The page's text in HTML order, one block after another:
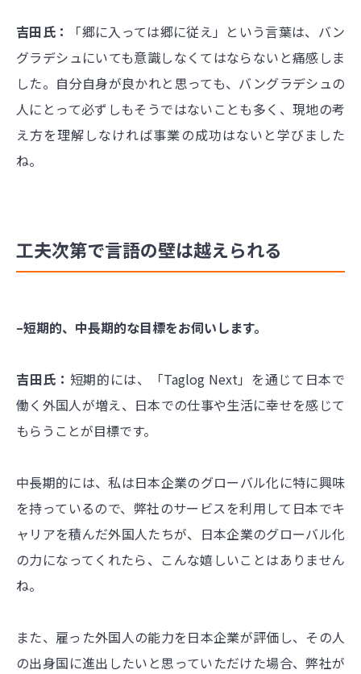
吉田氏：
「郷に入っては郷に従え」という言葉は、バン
グラデシュにいても意識しなくてはならないと痛感しま
した。自分自身が良かれと思っても、バングラデシュの
人にとって必ずしもそうではないことも多く、現地の考
え方を理解しなければ事業の成功はないと学びました
ね。
工夫次第で言語の壁は越えられる
–短期的、中長期的な目標をお伺いします。
吉田氏： 短期的には、「Taglog Next」を通じて日本で
働く外国人が増え、日本での仕事や生活に幸せを感じて
もらうことが目標です。
中長期的には、私は日本企業のグローバル化に特に興味
を持っているので、弊社のサービスを利用して日本でキ
ャリアを積んだ外国人たちが、日本企業のグローバル化
の力になってくれたら、こんな嬉しいことはありません
ね。
また、雇った外国人の能力を日本企業が評価し、その人
の出身国に進出したいと思っていただけた場合、弊社が